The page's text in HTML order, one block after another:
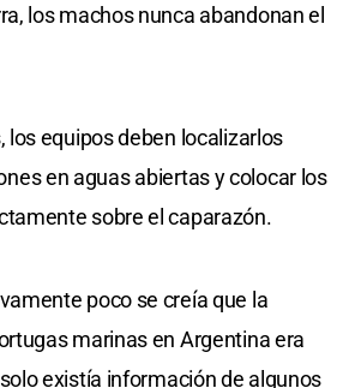
los machos nunca abandonan el
los equipos deben localizarlos
en aguas abiertas y colocar los
sobre el caparazón.
poco se creía que la
marinas en Argentina era
existía información de algunos